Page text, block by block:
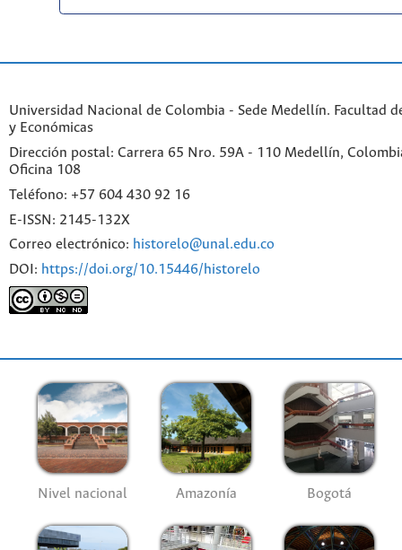
Universidad Nacional de Colombia - Sede Medellín. Facultad
y Económicas
Dirección postal: Carrera 65 Nro. 59A - 110 Medellín,
Oficina 108
Teléfono: +57 604 430 92 16
E-ISSN: 2145-132X
Correo electrónico: historelo@unal.edu.co
DOI: https://doi.org/10.15446/historelo
Nivel nacional Amazonía Bogotá